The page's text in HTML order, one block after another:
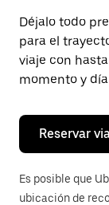
fecha.
Pulsa
el
botón
de
escape
cerrar
calendario.
Déjalo todo
para el
viaje con
momento y
Reservar
Es posible que
ubicación de